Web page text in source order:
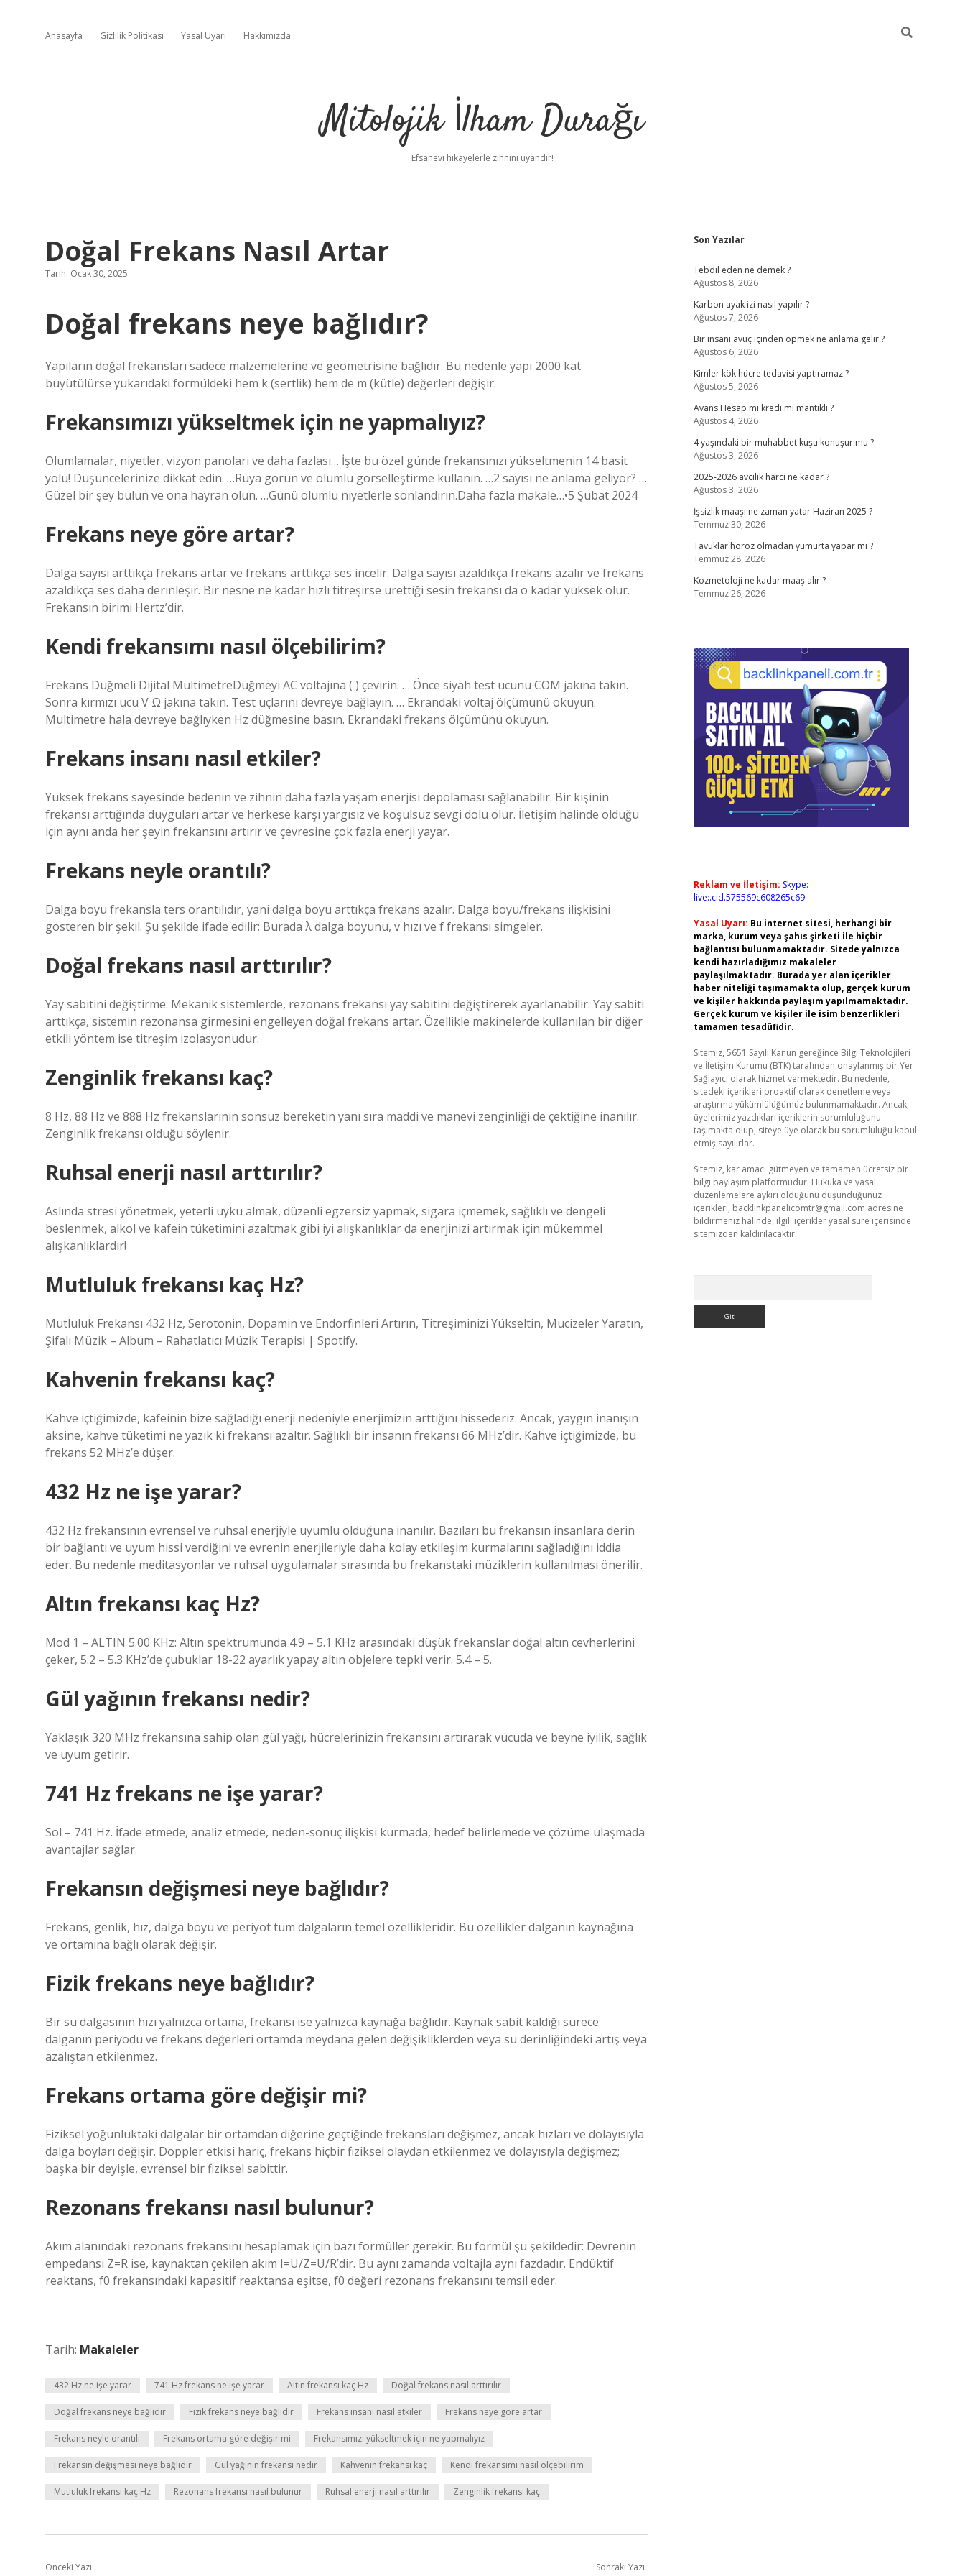
Anasayfa Gizlilik Politikası Yasal Uyarı Hakkımızda
Mitolojik İlham Durağı
Efsanevi hikayelerle zihnini uyandır!
Doğal Frekans Nasıl Artar
Tarih: Ocak 30, 2025
Doğal frekans neye bağlıdır?
Yapıların doğal frekansları sadece malzemelerine ve geometrisine bağlıdır. Bu nedenle yapı 2000 kat
büyütülürse yukarıdaki formüldeki hem k (sertlik) hem de m (kütle) değerleri değişir.
Frekansımızı yükseltmek için ne yapmalıyız?
Olumlamalar, niyetler, vizyon panoları ve daha fazlası… İşte bu özel günde frekansınızı yükseltmenin 14 basit
yolu! Düşüncelerinize dikkat edin. …Rüya görün ve olumlu görselleştirme kullanın. …2 sayısı ne anlama geliyor? …
Güzel bir şey bulun ve ona hayran olun. …Günü olumlu niyetlerle sonlandırın.Daha fazla makale…•5 Şubat 2024
Frekans neye göre artar?
Dalga sayısı arttıkça frekans artar ve frekans arttıkça ses incelir. Dalga sayısı azaldıkça frekans azalır ve frekans
azaldıkça ses daha derinleşir. Bir nesne ne kadar hızlı titreşirse ürettiği sesin frekansı da o kadar yüksek olur.
Frekansın birimi Hertz’dir.
Kendi frekansımı nasıl ölçebilirim?
Frekans Düğmeli Dijital MultimetreDüğmeyi AC voltajına ( ) çevirin. … Önce siyah test ucunu COM jakına takın.
Sonra kırmızı ucu V Ω jakına takın. Test uçlarını devreye bağlayın. … Ekrandaki voltaj ölçümünü okuyun.
Multimetre hala devreye bağlıyken Hz düğmesine basın. Ekrandaki frekans ölçümünü okuyun.
Frekans insanı nasıl etkiler?
Yüksek frekans sayesinde bedenin ve zihnin daha fazla yaşam enerjisi depolaması sağlanabilir. Bir kişinin
frekansı arttığında duyguları artar ve herkese karşı yargısız ve koşulsuz sevgi dolu olur. İletişim halinde olduğu
için aynı anda her şeyin frekansını artırır ve çevresine çok fazla enerji yayar.
Frekans neyle orantılı?
Dalga boyu frekansla ters orantılıdır, yani dalga boyu arttıkça frekans azalır. Dalga boyu/frekans ilişkisini
gösteren bir şekil. Şu şekilde ifade edilir: Burada λ dalga boyunu, v hızı ve f frekansı simgeler.
Doğal frekans nasıl arttırılır?
Yay sabitini değiştirme: Mekanik sistemlerde, rezonans frekansı yay sabitini değiştirerek ayarlanabilir. Yay sabiti
arttıkça, sistemin rezonansa girmesini engelleyen doğal frekans artar. Özellikle makinelerde kullanılan bir diğer
etkili yöntem ise titreşim izolasyonudur.
Zenginlik frekansı kaç?
8 Hz, 88 Hz ve 888 Hz frekanslarının sonsuz bereketin yanı sıra maddi ve manevi zenginliği de çektiğine inanılır.
Zenginlik frekansı olduğu söylenir.
Ruhsal enerji nasıl arttırılır?
Aslında stresi yönetmek, yeterli uyku almak, düzenli egzersiz yapmak, sigara içmemek, sağlıklı ve dengeli
beslenmek, alkol ve kafein tüketimini azaltmak gibi iyi alışkanlıklar da enerjinizi artırmak için mükemmel
alışkanlıklardır!
Mutluluk frekansı kaç Hz?
Mutluluk Frekansı 432 Hz, Serotonin, Dopamin ve Endorfinleri Artırın, Titreşiminizi Yükseltin, Mucizeler Yaratın,
Şifalı Müzik – Albüm – Rahatlatıcı Müzik Terapisi | Spotify.
Kahvenin frekansı kaç?
Kahve içtiğimizde, kafeinin bize sağladığı enerji nedeniyle enerjimizin arttığını hissederiz. Ancak, yaygın inanışın
aksine, kahve tüketimi ne yazık ki frekansı azaltır. Sağlıklı bir insanın frekansı 66 MHz’dir. Kahve içtiğimizde, bu
frekans 52 MHz’e düşer.
432 Hz ne işe yarar?
432 Hz frekansının evrensel ve ruhsal enerjiyle uyumlu olduğuna inanılır. Bazıları bu frekansın insanlara derin
bir bağlantı ve uyum hissi verdiğini ve evrenin enerjileriyle daha kolay etkileşim kurmalarını sağladığını iddia
eder. Bu nedenle meditasyonlar ve ruhsal uygulamalar sırasında bu frekanstaki müziklerin kullanılması önerilir.
Altın frekansı kaç Hz?
Mod 1 – ALTIN ​​5.00 KHz: Altın spektrumunda 4.9 – 5.1 KHz arasındaki düşük frekanslar doğal altın cevherlerini
çeker, 5.2 – 5.3 KHz’de çubuklar 18-22 ayarlık yapay altın objelere tepki verir. 5.4 – 5.
Gül yağının frekansı nedir?
Yaklaşık 320 MHz frekansına sahip olan gül yağı, hücrelerinizin frekansını artırarak vücuda ve beyne iyilik, sağlık
ve uyum getirir.
741 Hz frekans ne işe yarar?
Sol – 741 Hz. İfade etmede, analiz etmede, neden-sonuç ilişkisi kurmada, hedef belirlemede ve çözüme ulaşmada
avantajlar sağlar.
Frekansın değişmesi neye bağlıdır?
Frekans, genlik, hız, dalga boyu ve periyot tüm dalgaların temel özellikleridir. Bu özellikler dalganın kaynağına
ve ortamına bağlı olarak değişir.
Fizik frekans neye bağlıdır?
Bir su dalgasının hızı yalnızca ortama, frekansı ise yalnızca kaynağa bağlıdır. Kaynak sabit kaldığı sürece
dalganın periyodu ve frekans değerleri ortamda meydana gelen değişikliklerden veya su derinliğindeki artış veya
azalıştan etkilenmez.
Frekans ortama göre değişir mi?
Fiziksel yoğunluktaki dalgalar bir ortamdan diğerine geçtiğinde frekansları değişmez, ancak hızları ve dolayısıyla
dalga boyları değişir. Doppler etkisi hariç, frekans hiçbir fiziksel olaydan etkilenmez ve dolayısıyla değişmez;
başka bir deyişle, evrensel bir fiziksel sabittir.
Rezonans frekansı nasıl bulunur?
Akım alanındaki rezonans frekansını hesaplamak için bazı formüller gerekir. Bu formül şu şekildedir: Devrenin
empedansı Z=R ise, kaynaktan çekilen akım I=U/Z=U/R’dir. Bu aynı zamanda voltajla aynı fazdadır. Endüktif
reaktans, f0 frekansındaki kapasitif reaktansa eşitse, f0 değeri rezonans frekansını temsil eder.
Tarih: Makaleler
432 Hz ne işe yarar 741 Hz frekans ne işe yarar Altın frekansı kaç Hz Doğal frekans nasıl arttırılır
Doğal frekans neye bağlıdır Fizik frekans neye bağlıdır Frekans insanı nasıl etkiler Frekans neye göre artar
Frekans neyle orantılı Frekans ortama göre değişir mi Frekansımızı yükseltmek için ne yapmalıyız
Frekansın değişmesi neye bağlıdır Gül yağının frekansı nedir Kahvenin frekansı kaç Kendi frekansımı nasıl ölçebilirim
Mutluluk frekansı kaç Hz Rezonans frekansı nasıl bulunur Ruhsal enerji nasıl arttırılır Zenginlik frekansı kaç
Önceki Yazı Sonraki Yazı
Sidebar
Son Yazılar
Tebdil eden ne demek ?
Ağustos 8, 2026
Karbon ayak izi nasıl yapılır ?
Ağustos 7, 2026
Bir insanı avuç içinden öpmek ne anlama gelir ?
Ağustos 6, 2026
Kimler kök hücre tedavisi yaptıramaz ?
Ağustos 5, 2026
Avans Hesap mı kredi mi mantıklı ?
Ağustos 4, 2026
4 yaşındaki bir muhabbet kuşu konuşur mu ?
Ağustos 3, 2026
2025-2026 avcılık harcı ne kadar ?
Ağustos 3, 2026
İşsizlik maaşı ne zaman yatar Haziran 2025 ?
Temmuz 30, 2026
Tavuklar horoz olmadan yumurta yapar mı ?
Temmuz 28, 2026
Kozmetoloji ne kadar maaş alır ?
Temmuz 26, 2026
Reklam ve İletişim: Skype:
live:.cid.575569c608265c69
Yasal Uyarı: Bu internet sitesi, herhangi bir
marka, kurum veya şahıs şirketi ile hiçbir
bağlantısı bulunmamaktadır. Sitede yalnızca
kendi hazırladığımız makaleler
paylaşılmaktadır. Burada yer alan içerikler
haber niteliği taşımamakta olup, gerçek kurum
ve kişiler hakkında paylaşım yapılmamaktadır.
Gerçek kurum ve kişiler ile isim benzerlikleri
tamamen tesadüfidir.
Sitemiz, 5651 Sayılı Kanun gereğince Bilgi Teknolojileri
ve İletişim Kurumu (BTK) tarafından onaylanmış bir Yer
Sağlayıcı olarak hizmet vermektedir. Bu nedenle,
sitedeki içerikleri proaktif olarak denetleme veya
araştırma yükümlülüğümüz bulunmamaktadır. Ancak,
üyelerimiz yazdıkları içeriklerin sorumluluğunu
taşımakta olup, siteye üye olarak bu sorumluluğu kabul
etmiş sayılırlar.
Sitemiz, kar amacı gütmeyen ve tamamen ücretsiz bir
bilgi paylaşım platformudur. Hukuka ve yasal
düzenlemelere aykırı olduğunu düşündüğünüz
içerikleri, backlinkpanelicomtr@gmail.com adresine
bildirmeniz halinde, ilgili içerikler yasal süre içerisinde
sitemizden kaldırılacaktır.